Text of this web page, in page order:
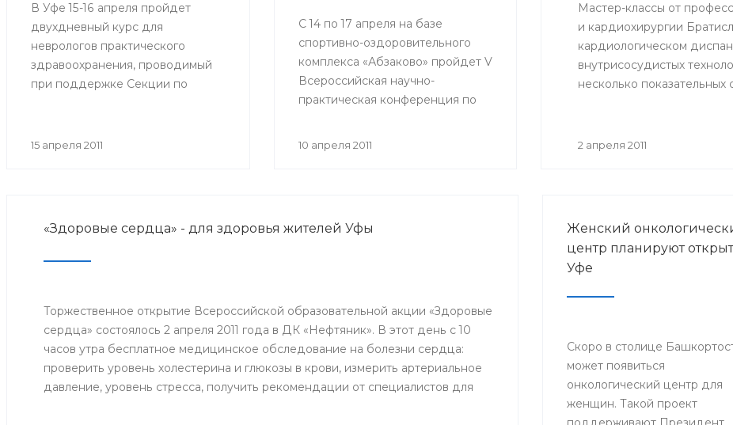
В Уфе 15-16 апреля пройдет
двухдневный курс для
неврологов практического
здравоохранения, проводимый
при поддержке Секции по
РС) Всероссийского общества
15 апреля 2011
С 14 по 17 апреля на базе
спортивно-оздоровительного
комплекса «Абзаково» пройдет V
Всероссийская научно-
практическая конференция по
10 апреля 2011
Мастер-классы от
и кардиохирургии
кардиологическом
внутрисосудистых
несколько
2 апреля 2011
«Здоровые сердца» - для здоровья жителей Уфы
Торжественное открытие Всероссийской образовательной акции «Здоровые
сердца» состоялось 2 апреля 2011 года в ДК «Нефтяник». В этот день с 10
часов утра бесплатное медицинское обследование на болезни сердца:
проверить уровень холестерина и глюкозы в крови, измерить артериальное
давление, уровень стресса, получить рекомендации от специалистов для
Женский
центр планируют
Уфе
Скоро в столице
может появиться
онкологический центр для
женщин. Такой проект